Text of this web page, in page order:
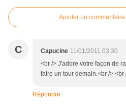
Ajouter un commentaire
C Capucine 11/01/2011 03:30
<br /> J'adore votre façon de
faire un tour demain.<br />
Répondre